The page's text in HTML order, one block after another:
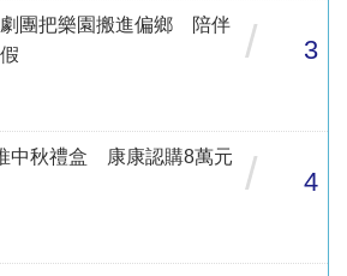
團把樂園搬進偏鄉 陪伴
/ 3
中秋禮盒 康康認購8萬元
/ 4